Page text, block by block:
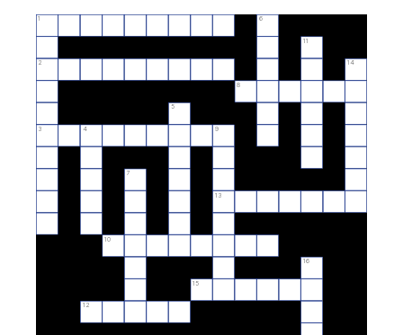
1 6
11
2 14
8
5
3 4 9
7
13
10
16
15
12